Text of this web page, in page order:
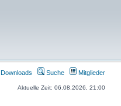
Downloads Suche Mitglieder
Aktuelle Zeit: 06.08.2026, 21:00